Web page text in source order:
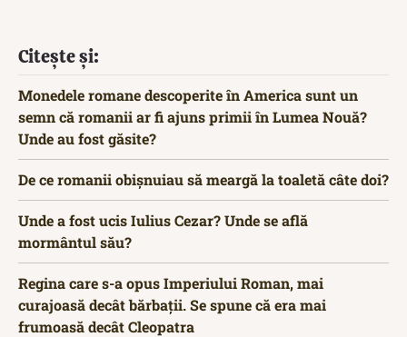
Citește și:
Monedele romane descoperite în America sunt un
semn că romanii ar fi ajuns primii în Lumea Nouă?
Unde au fost găsite?
De ce romanii obișnuiau să meargă la toaletă câte doi?
Unde a fost ucis Iulius Cezar? Unde se află
mormântul său?
Regina care s-a opus Imperiului Roman, mai
curajoasă decât bărbații. Se spune că era mai
frumoasă decât Cleopatra